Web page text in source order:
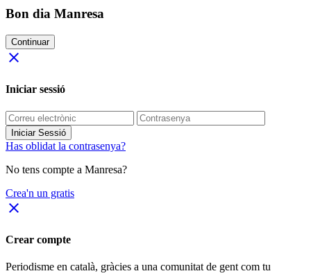
Bon dia Manresa
Continuar
close
Iniciar sessió
Iniciar Sessió
Has oblidat la contrasenya?
No tens compte a Manresa?
Crea'n un gratis
close
Crear compte
Periodisme en català, gràcies a una comunitat de gent com tu